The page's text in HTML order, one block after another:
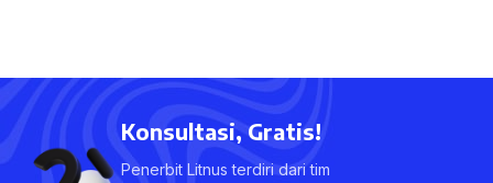
Konsultasi, Gratis!
Penerbit Litnus terdiri dari tim